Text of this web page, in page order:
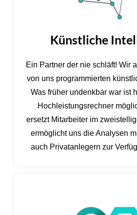
Künstliche
Ein Partner der nie schläft! Wir
von uns programmierten
Was früher undenkbar war ist
Hochleistungsrechner
ersetzt Mitarbeiter im
ermöglicht uns die Analysen
auch Privatanlegern zur